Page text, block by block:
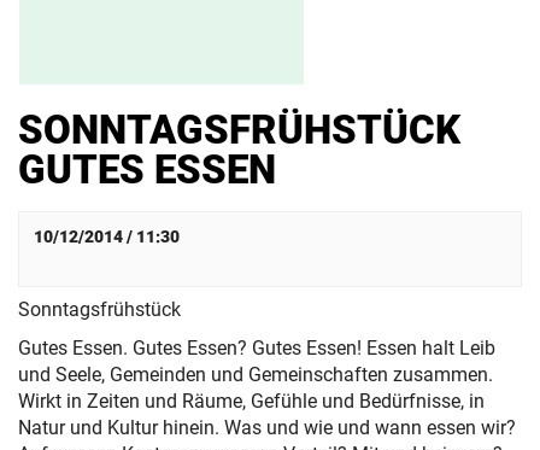
SONNTAGSFRÜHSTÜCK
GUTES ESSEN
10/12/2014 / 11:30
Sonntagsfrühstück
Gutes Essen. Gutes Essen? Gutes Essen! Essen halt Leib
und Seele, Gemeinden und Gemeinschaften zusammen.
Wirkt in Zeiten und Räume, Gefühle und Bedürfnisse, in
Natur und Kultur hinein. Was und wie und wann essen wir?